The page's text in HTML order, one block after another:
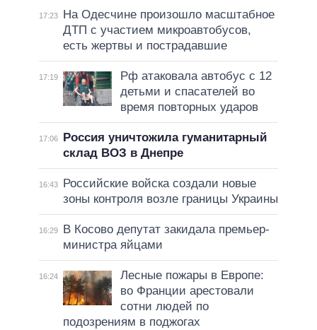
17:23
На Одесчине произошло масштабное
ДТП с участием микроавтобусов,
есть жертвы и пострадавшие
17:19
Рф атаковала автобус с 12
детьми и спасателей во
время повторных ударов
17:06
Россия уничтожила гуманитарный
склад ВОЗ в Днепре
16:43
Российские войска создали новые
зоны контроля возле границы Украины
16:29
В Косово депутат закидала премьер-
министра яйцами
16:24
Лесные пожары в Европе:
во Франции арестовали
сотни людей по
подозрениям в поджогах